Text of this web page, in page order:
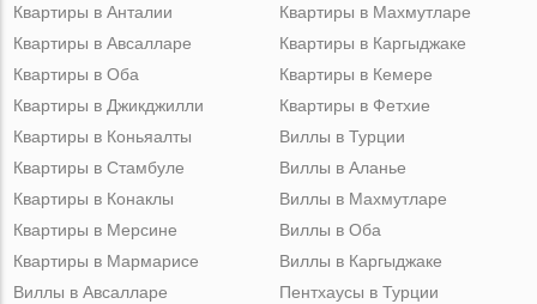
Квартиры в Анталии
Квартиры в Авсалларе
Квартиры в Оба
Квартиры в Джикджилли
Квартиры в Махмутларе
Квартиры в Каргыджаке
Квартиры в Кемере
Квартиры в Фетхие
Квартиры в Коньяалты
Квартиры в Стамбуле
Квартиры в Конаклы
Квартиры в Мерсине
Квартиры в Мармарисе
Виллы в Турции
Виллы в Аланье
Виллы в Махмутларе
Виллы в Оба
Виллы в Каргыджаке
Виллы в Авсалларе
Пентхаусы в Турции